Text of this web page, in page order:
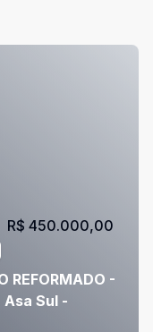
REFORMADO -
Asa Sul -
R$ 450.000,00